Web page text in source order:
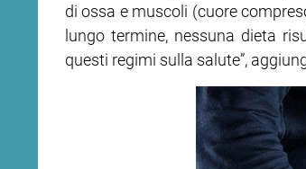
di ossa e muscoli (cuore
lungo termine, nessuna dieta
questi regimi sulla salute”,